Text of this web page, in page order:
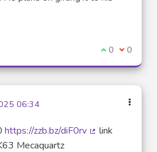
Je suis
0 Je ne
0
06:34
https://zzb.bz/diF0rv
link
Mecaquartz